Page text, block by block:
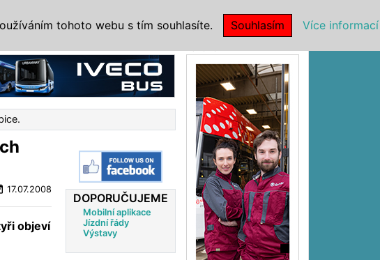
17.07.2008
objeví
DOPORUČUJEME
Mobilní aplikace
Jízdní řády
Výstavy
tohoto webu s tím souhlasíte. Souhlasím Více informací